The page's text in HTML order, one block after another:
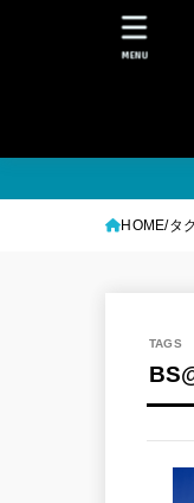
MENU
HOME タ